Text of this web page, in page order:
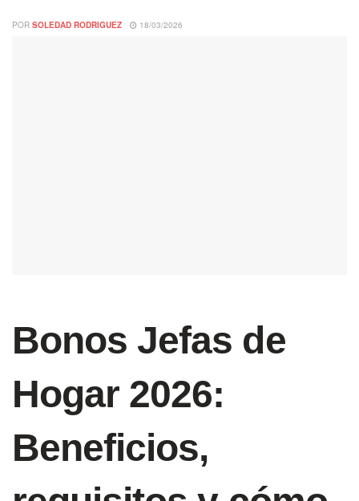
POR SOLEDAD RODRIGUEZ 18/03/2026
Bonos Jefas de
Hogar 2026:
Beneficios,